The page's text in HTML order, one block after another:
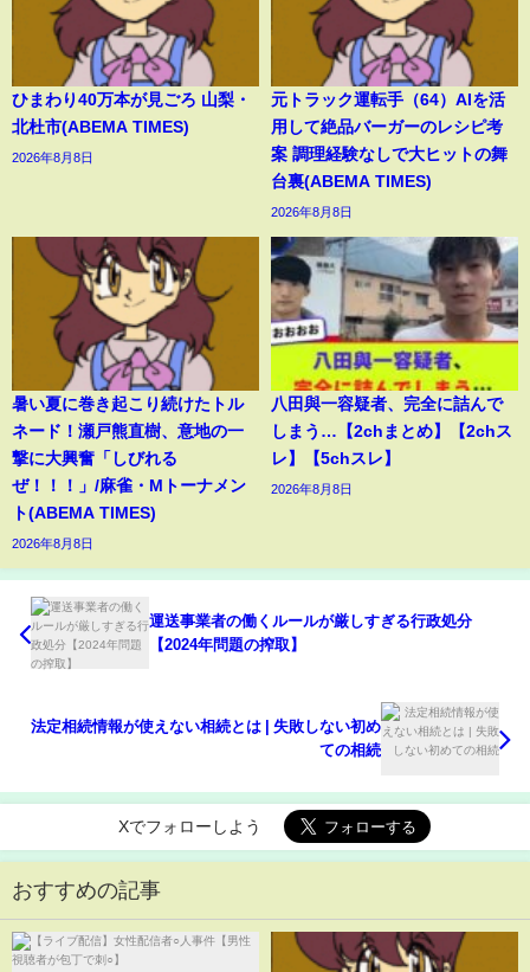
ひまわり40万本が見ごろ 山梨・
北杜市(ABEMA TIMES)
2026年8月8日
元トラック運転手（64）AIを活
用して絶品バーガーのレシピ考
案 調理経験なしで大ヒットの舞
台裏(ABEMA TIMES)
2026年8月8日
暑い夏に巻き起こり続けたトル
ネード！瀬戸熊直樹、意地の一
撃に大興奮「しびれる
ぜ！！！」/麻雀・Mトーナメン
ト(ABEMA TIMES)
2026年8月8日
八田與一容疑者、完全に詰んで
しまう…【2chまとめ】【2chス
レ】【5chスレ】
2026年8月8日
運送事業者の働くルールが厳しすぎる行政処分
【2024年問題の搾取】
法定相続情報が使えない相続とは | 失敗しない初め
ての相続
Xでフォローしよう
おすすめの記事